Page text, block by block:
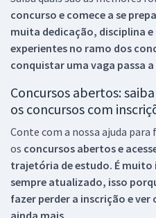
concurso e comece a se
muita dedicação, disciplina
experientes no ramo dos
conquistar uma vaga passa
Concursos abertos:
os concursos com
Conte com a nossa ajuda para
os concursos abertos e
trajetória de estudo. É
sempre atualizado, isso
fazer perder a inscrição e
ainda mais.